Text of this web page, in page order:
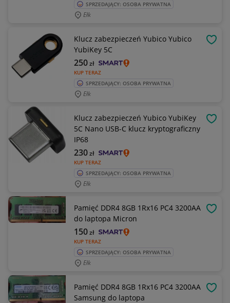
SPRZEDAJĄCY: OSOBA PRYWATNA
Ełk
Klucz zabezpieczeń Yubico Yubico
YubiKey 5C
KUP TERAZ
250zł
SPRZEDAJĄCY: OSOBA PRYWATNA
Ełk
Klucz zabezpieczeń Yubico YubiKey
5C Nano USB-C klucz kryptograficzny
IP68
KUP TERAZ
230zł
SPRZEDAJĄCY: OSOBA PRYWATNA
Ełk
Pamięć DDR4 8GB 1Rx16 PC4 3200AA
do laptopa Micron
KUP TERAZ
150zł
SPRZEDAJĄCY: OSOBA PRYWATNA
Ełk
Pamięć DDR4 8GB 1Rx16 PC4 3200AA
Samsung do laptopa